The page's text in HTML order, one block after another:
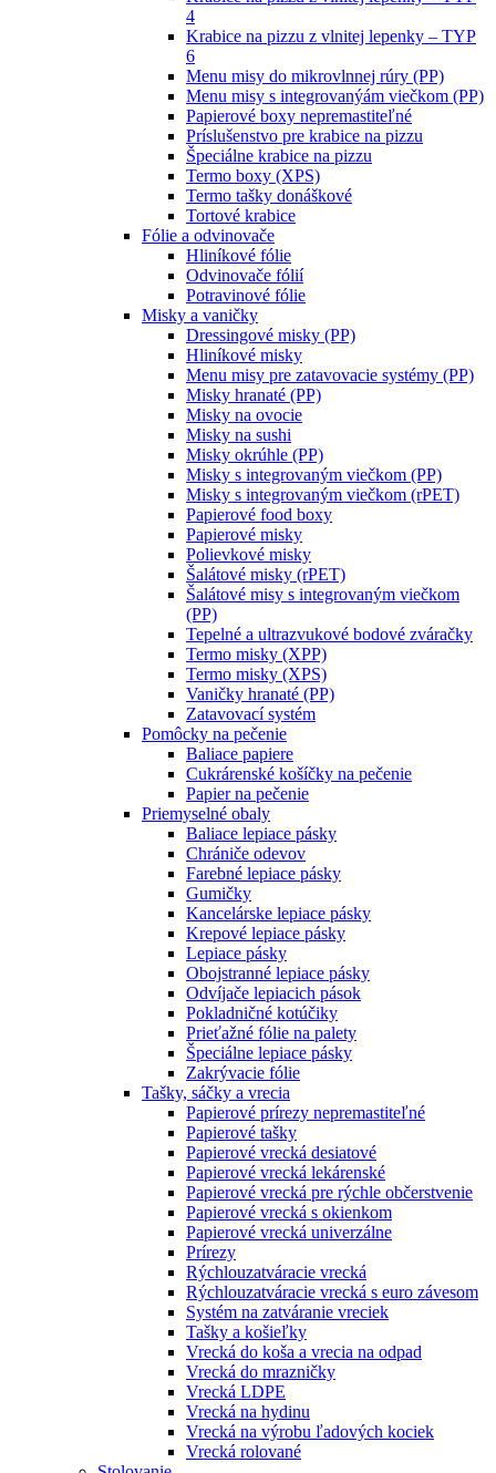
4
Krabice na pizzu z vlnitej lepenky – TYP
6
Menu misy do mikrovlnnej rúry (PP)
Menu misy s integrovanýám viečkom (PP)
Papierové boxy nepremastiteľné
Príslušenstvo pre krabice na pizzu
Špeciálne krabice na pizzu
Termo boxy (XPS)
Termo tašky donáškové
Tortové krabice
Fólie a odvinovače
Hliníkové fólie
Odvinovače fólií
Potravinové fólie
Misky a vaničky
Dressingové misky (PP)
Hliníkové misky
Menu misy pre zatavovacie systémy (PP)
Misky hranaté (PP)
Misky na ovocie
Misky na sushi
Misky okrúhle (PP)
Misky s integrovaným viečkom (PP)
Misky s integrovaným viečkom (rPET)
Papierové food boxy
Papierové misky
Polievkové misky
Šalátové misky (rPET)
Šalátové misy s integrovaným viečkom
(PP)
Tepelné a ultrazvukové bodové zváračky
Termo misky (XPP)
Termo misky (XPS)
Vaničky hranaté (PP)
Zatavovací systém
Pomôcky na pečenie
Baliace papiere
Cukrárenské košíčky na pečenie
Papier na pečenie
Priemyselné obaly
Baliace lepiace pásky
Chrániče odevov
Farebné lepiace pásky
Gumičky
Kancelárske lepiace pásky
Krepové lepiace pásky
Lepiace pásky
Obojstranné lepiace pásky
Odvíjače lepiacich pások
Pokladničné kotúčiky
Prieťažné fólie na palety
Špeciálne lepiace pásky
Zakrývacie fólie
Tašky, sáčky a vrecia
Papierové prírezy nepremastiteľné
Papierové tašky
Papierové vrecká desiatové
Papierové vrecká lekárenské
Papierové vrecká pre rýchle občerstvenie
Papierové vrecká s okienkom
Papierové vrecká univerzálne
Prírezy
Rýchlouzatváracie vrecká
Rýchlouzatváracie vrecká s euro závesom
Systém na zatváranie vreciek
Tašky a košieľky
Vrecká do koša a vrecia na odpad
Vrecká do mrazničky
Vrecká LDPE
Vrecká na hydinu
Vrecká na výrobu ľadových kociek
Vrecká rolované